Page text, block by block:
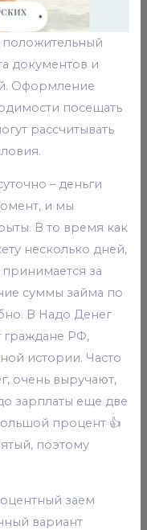
положительный
документов и
Оформление
посещать
рассчитывать
– деньги
и мы
В то время как
несколько дней,
за
суммы займа по
В Надо Денег
граждане РФ,
истории. Часто
очень выручают,
зарплаты еще две
процент 👍
поэтому
заем
вариант